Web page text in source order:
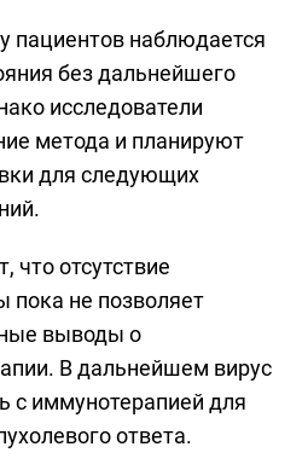
пациентов наблюдается
без дальнейшего
исследователи
метода и планируют
для следующих
что отсутствие
пока не позволяет
выводы о
В дальнейшем вирус
с иммунотерапией для
ответа.